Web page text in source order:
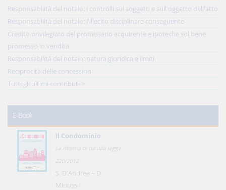
Responsabilità del notaio: i controlli sui soggetti e sull'oggetto dell'atto
Responsabilità del notaio: l'illecito disciplinare conseguente
Credito privilegiato del promissario acquirente e ipoteche sul bene
promesso in vendita
Responsabilità del notaio: natura giuridica e limiti
Reciprocità delle concessioni
Tutti gli ultimi contributi >
E-Book
Il Condominio
La riforma di cui alla legge
220/2012
S. D'Andrea – D.
Minussi